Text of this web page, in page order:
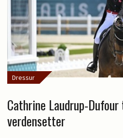
Dressur
Cathrine Laudrup-
verdensetter